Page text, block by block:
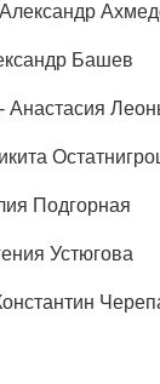
Башев
Анастасия
Подгорная
Устюгова